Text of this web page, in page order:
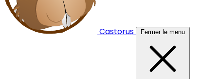
Castorus Fermer le menu